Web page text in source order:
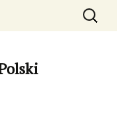
–
zdjęcia
Zdjęcia
, foto
Szukaj: